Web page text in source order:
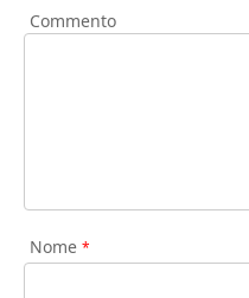
Commento
Nome *